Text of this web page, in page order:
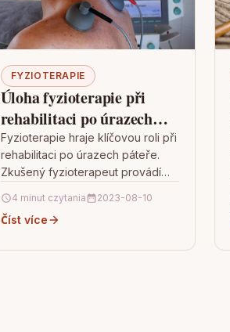
FYZIOTERAPIE
Úloha fyzioterapie při
rehabilitaci po úrazech
páteře
Fyzioterapie hraje klíčovou roli při
rehabilitaci po úrazech páteře.
Zkušený fyzioterapeut provádí
pacienta a vypracovává
individuální plán rehabilitace,
4 minut czytania 2023-08-10
Číst více